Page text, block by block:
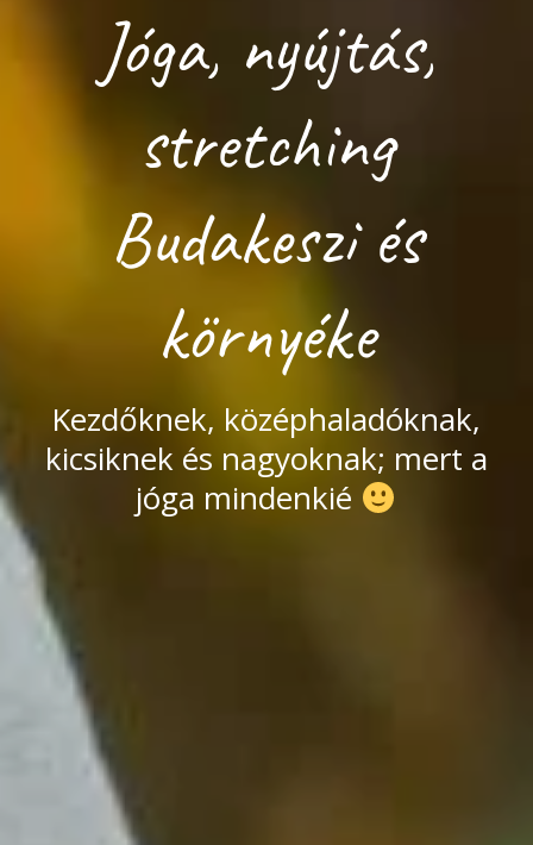
Jóga, nyújtás,
stretching
Budakeszi és
környéke
Kezdőknek, középhaladóknak,
kicsiknek és nagyoknak; mert a
jóga mindenkié